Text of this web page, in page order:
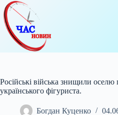
Перейти
до
вмісту
Російські війська знищили оселю
українського фігуриста.
Богдан Куценко